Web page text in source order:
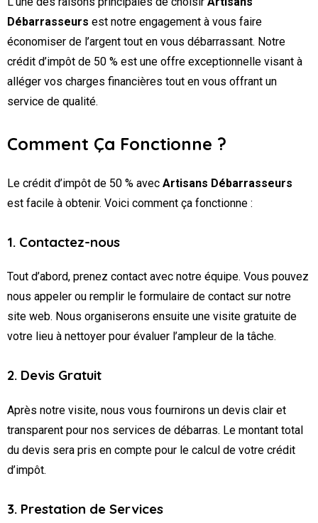
Débarrasseurs est notre engagement à vous faire
économiser de l’argent tout en vous débarrassant. Notre
crédit d’impôt de 50 % est une offre exceptionnelle visant à
alléger vos charges financières tout en vous offrant un
service de qualité.
Comment Ça Fonctionne ?
Le crédit d’impôt de 50 % avec Artisans Débarrasseurs
est facile à obtenir. Voici comment ça fonctionne :
1. Contactez-nous
Tout d’abord, prenez contact avec notre équipe. Vous pouvez
nous appeler ou remplir le formulaire de contact sur notre
site web. Nous organiserons ensuite une visite gratuite de
votre lieu à nettoyer pour évaluer l’ampleur de la tâche.
2. Devis Gratuit
Après notre visite, nous vous fournirons un devis clair et
transparent pour nos services de débarras. Le montant total
du devis sera pris en compte pour le calcul de votre crédit
d’impôt.
3. Prestation de Services